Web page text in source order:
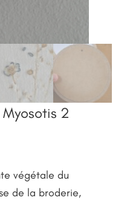
2
végétale du
de la broderie,